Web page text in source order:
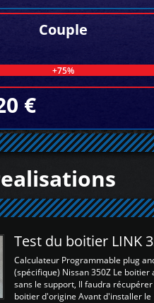
Couple
+75%
€
Calculateur Programmable plug
(spécifique) Nissan 350Z Le boitier
sans le support, Il faudra
boitier d'origine Avant d'installer le